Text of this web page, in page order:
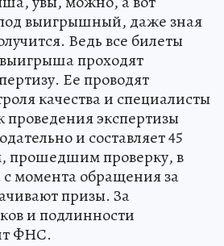
выигрышный, даже зная
Ведь все билеты
проходят
Ее проводят
качества и специалисты
экспертизы
и составляет 45
прошедшим проверку, в
с момента обращения за
призы. За
и подлинности
ФНС.